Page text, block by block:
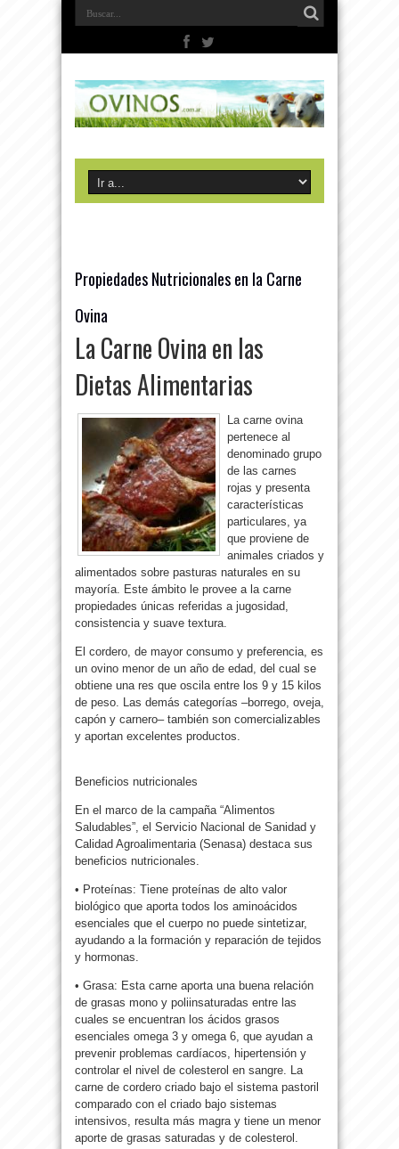
Propiedades Nutricionales en la Carne
Ovina
La Carne Ovina en las
Dietas Alimentarias
La carne ovina
pertenece al
denominado grupo
de las carnes
rojas y presenta
características
particulares, ya
que proviene de
animales criados y
alimentados sobre pasturas naturales en su
mayoría. Este ámbito le provee a la carne
propiedades únicas referidas a jugosidad,
consistencia y suave textura.
El cordero, de mayor consumo y preferencia, es
un ovino menor de un año de edad, del cual se
obtiene una res que oscila entre los 9 y 15 kilos
de peso. Las demás categorías –borrego, oveja,
capón y carnero– también son comercializables
y aportan excelentes productos.
Beneficios nutricionales
En el marco de la campaña “Alimentos
Saludables”, el Servicio Nacional de Sanidad y
Calidad Agroalimentaria (Senasa) destaca sus
beneficios nutricionales.
• Proteínas: Tiene proteínas de alto valor
biológico que aporta todos los aminoácidos
esenciales que el cuerpo no puede sintetizar,
ayudando a la formación y reparación de tejidos
y hormonas.
• Grasa: Esta carne aporta una buena relación
de grasas mono y poliinsaturadas entre las
cuales se encuentran los ácidos grasos
esenciales omega 3 y omega 6, que ayudan a
prevenir problemas cardíacos, hipertensión y
controlar el nivel de colesterol en sangre. La
carne de cordero criado bajo el sistema pastoril
comparado con el criado bajo sistemas
intensivos, resulta más magra y tiene un menor
aporte de grasas saturadas y de colesterol.